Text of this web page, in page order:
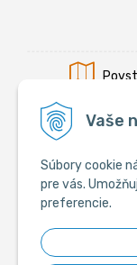
Vaše
Súbory cookie
pre vás.
preferencie.